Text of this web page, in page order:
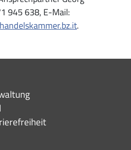
945 638, E-Mail:
.